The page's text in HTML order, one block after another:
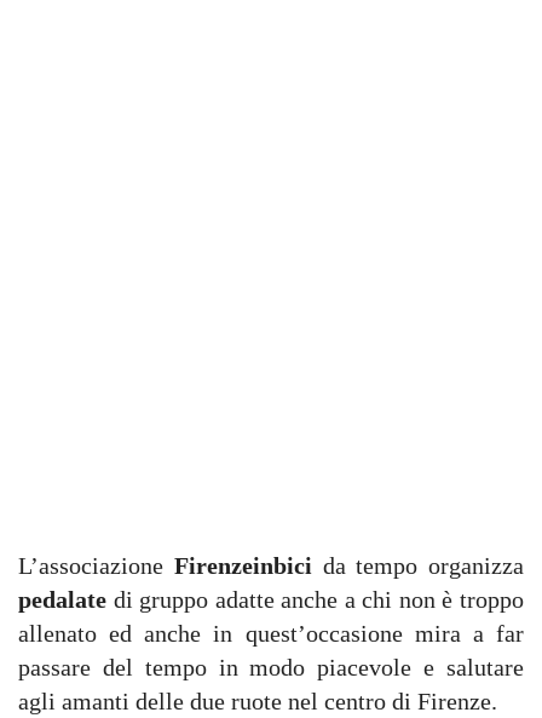
L’associazione Firenzeinbici da tempo organizza
pedalate di gruppo adatte anche a chi non è troppo
allenato ed anche in quest’occasione mira a far
passare del tempo in modo piacevole e salutare
agli amanti delle due ruote nel centro di Firenze.